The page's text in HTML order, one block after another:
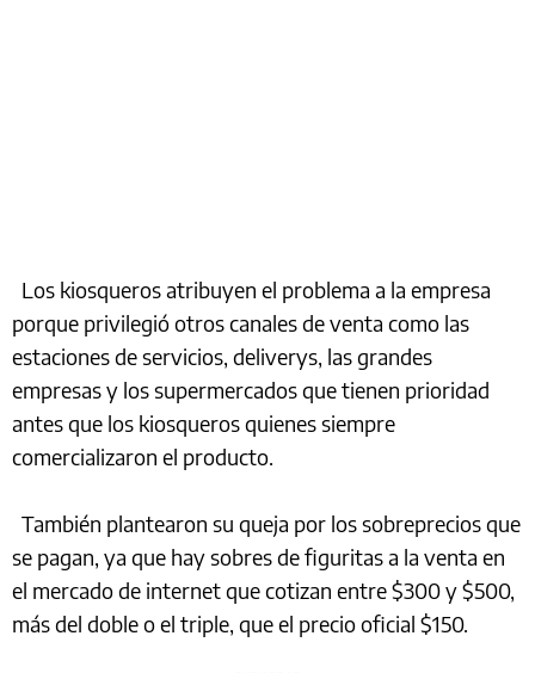
Los kiosqueros atribuyen el problema a la empresa
porque privilegió otros canales de venta como las
estaciones de servicios, deliverys, las grandes
empresas y los supermercados que tienen prioridad
antes que los kiosqueros quienes siempre
comercializaron el producto.
También plantearon su queja por los sobreprecios que
se pagan, ya que hay sobres de figuritas a la venta en
el mercado de internet que cotizan entre $300 y $500,
más del doble o el triple, que el precio oficial $150.